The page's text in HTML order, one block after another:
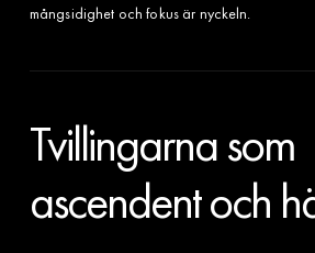
mångsidighet och fokus är nyckeln.
Tvillingarna som
ascendent och